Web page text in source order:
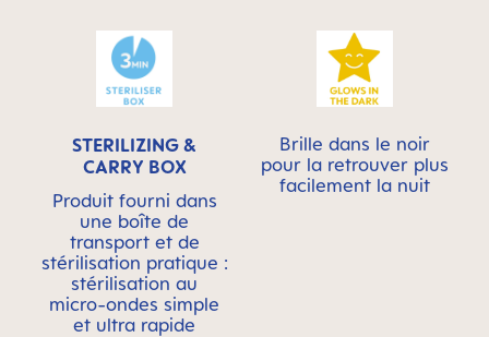
STERILIZING &
CARRY BOX
Produit fourni dans
une boîte de
transport et de
stérilisation pratique :
stérilisation au
micro-ondes simple
et ultra rapide
Brille dans le noir
pour la retrouver plus
facilement la nuit